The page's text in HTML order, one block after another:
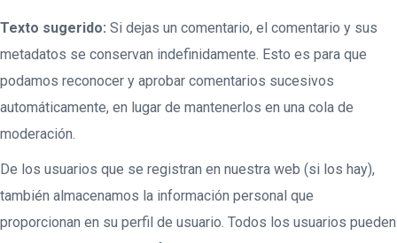
Texto sugerido: Si dejas un comentario, el comentario y sus
metadatos se conservan indefinidamente. Esto es para que
podamos reconocer y aprobar comentarios sucesivos
automáticamente, en lugar de mantenerlos en una cola de
moderación.
De los usuarios que se registran en nuestra web (si los hay),
también almacenamos la información personal que
proporcionan en su perfil de usuario. Todos los usuarios pueden